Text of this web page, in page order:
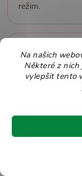
Na našich
Některé z
vylepšit tento
režim.
Ořechy
Mandle,
výborně
Brusinky navazují